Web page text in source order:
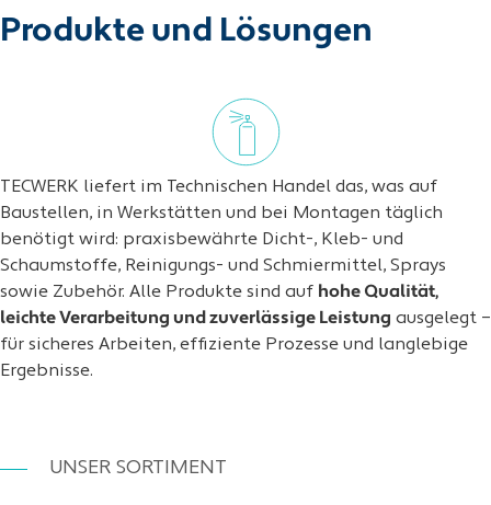
Produkte und Lösungen
TECWERK liefert im Technischen Handel das, was auf
Baustellen, in Werkstätten und bei Montagen täglich
benötigt wird: praxisbewährte Dicht-, Kleb- und
Schaumstoffe, Reinigungs- und Schmiermittel, Sprays
sowie Zubehör. Alle Produkte sind auf hohe Qualität,
leichte Verarbeitung und zuverlässige Leistung ausgelegt –
für sicheres Arbeiten, effiziente Prozesse und langlebige
Ergebnisse.
UNSER SORTIMENT